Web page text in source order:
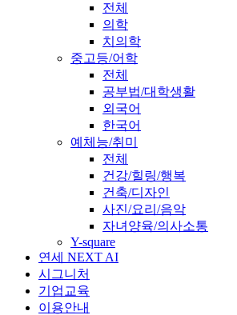
전체
의학
치의학
중고등/어학
전체
공부법/대학생활
외국어
한국어
예체능/취미
전체
건강/힐링/행복
건축/디자인
사진/요리/음악
자녀양육/의사소통
Y-square
연세 NEXT AI
시그니처
기업교육
이용안내